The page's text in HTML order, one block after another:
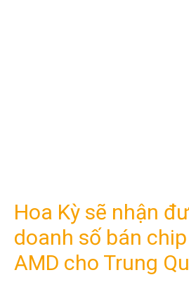
Hoa Kỳ sẽ nhận
doanh số bán
AMD cho Trung